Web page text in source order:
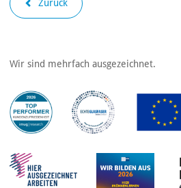
Zurück
Wir sind mehrfach ausgezeichnet.